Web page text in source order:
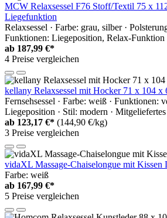
MCW Relaxsessel F76 Stoff/Textil 75 x
Liegefunktion
Relaxsessel · Farbe: grau, silber ·
Funktionen: Liegeposition, Relax-Funktion
ab 187,99 €*
4 Preise vergleichen
kellany Relaxsessel mit Hocker 71 x 104 x
Fernsehsessel · Farbe: weiß · Funktionen:
Liegeposition · Stil: modern ·
ab 123,17 €* (144,90 €/kg)
3 Preise vergleichen
vidaXL Massage-Chaiselongue mit Kissen
Farbe: weiß
ab 167,99 €*
5 Preise vergleichen